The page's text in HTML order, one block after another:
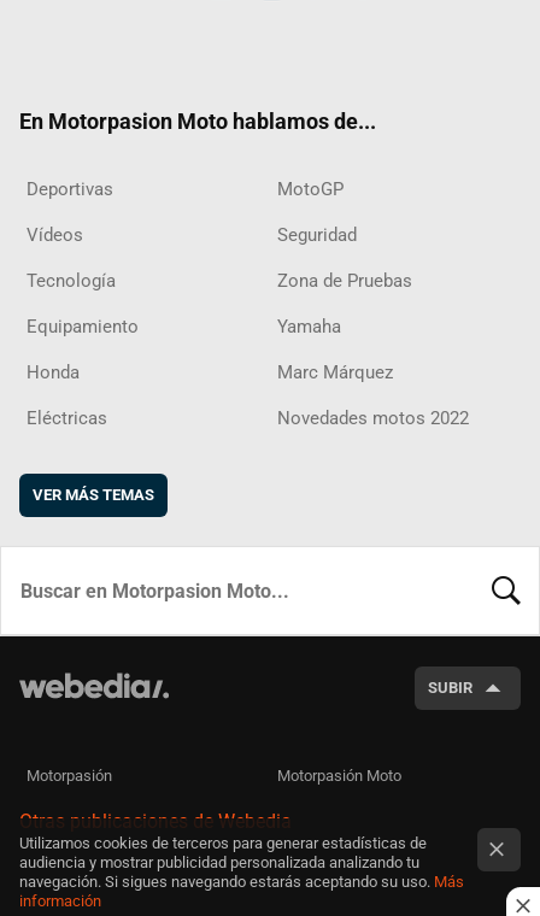
En Motorpasion Moto hablamos de...
Deportivas MotoGP
Vídeos Seguridad
Tecnología Zona de Pruebas
Equipamiento Yamaha
Honda Marc Márquez
Eléctricas Novedades motos 2022
VER MÁS TEMAS
SUBIR
Motorpasión Motorpasión Moto
Otras publicaciones de Webedia
Utilizamos cookies de terceros para generar estadísticas de
audiencia y mostrar publicidad personalizada analizando tu
navegación. Si sigues navegando estarás aceptando su uso. Más
información